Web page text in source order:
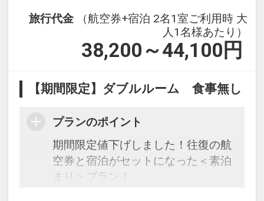
旅行代金
（航空券+宿泊 2名1室ご利用時 大
人1名様あたり）
38,200～44,100 円
【期間限定】ダブルルーム 食事無し
プランのポイント
期間限定値下げしました！往復の航
空券と宿泊がセットになった＜素泊
まり＞プラン！